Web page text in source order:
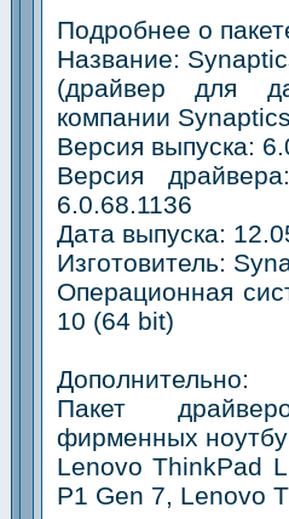
Подробнее о
Название:
(драйвер для
компании
Версия выпуска:
Версия
6.0.68.1136
Дата выпуска:
Изготовитель:
Операционная
10 (64 bit)
Дополнительно:
Пакет
фирменных
Lenovo ThinkPad
P1 Gen 7, Lenovo